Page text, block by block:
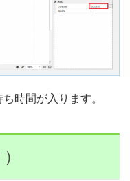
時間が入ります。